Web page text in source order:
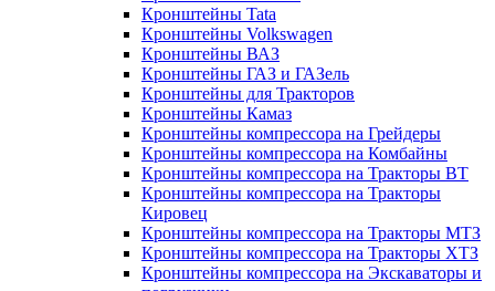
Кронштейны Tata
Кронштейны Volkswagen
Кронштейны ВАЗ
Кронштейны ГАЗ и ГАЗель
Кронштейны для Тракторов
Кронштейны Камаз
Кронштейны компрессора на Грейдеры
Кронштейны компрессора на Комбайны
Кронштейны компрессора на Тракторы ВТ
Кронштейны компрессора на Тракторы
Кировец
Кронштейны компрессора на Тракторы МТЗ
Кронштейны компрессора на Тракторы ХТЗ
Кронштейны компрессора на Экскаваторы и